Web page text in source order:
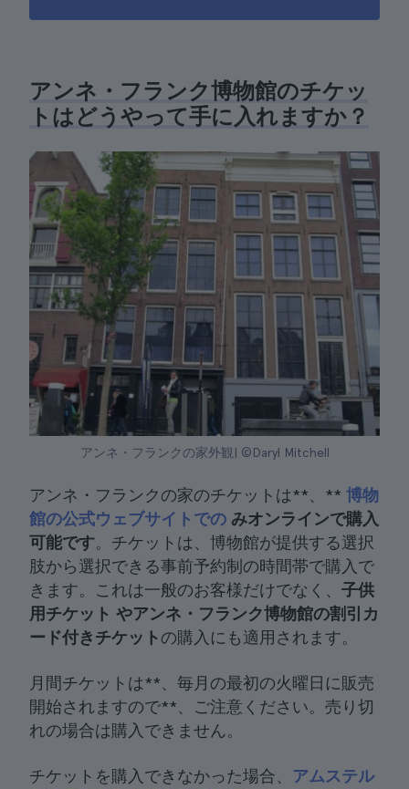
アンネ・フランク博物館のチケッ
トはどうやって手に入れますか？
アンネ・フランクの家外観| ©Daryl Mitchell
アンネ・フランクの家のチケットは**、** 博物
館の公式ウェブサイトでの みオンラインで購入
可能です。チケットは、博物館が提供する選択
肢から選択できる事前予約制の時間帯で購入で
きます。これは一般のお客様だけでなく、 子供
用チケット やアンネ・フランク博物館の割引カ
ード付きチケット の購入にも適用されます。
月間チケットは**、毎月の最初の火曜日に販売
開始されますので**、ご注意ください。売り切
れの場合は購入できません。
チケットを購入できなかった場合、 アムステル